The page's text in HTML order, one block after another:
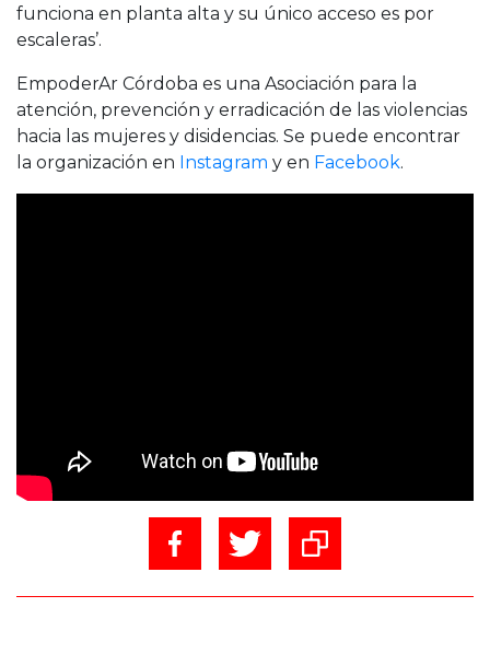
funciona en planta alta y su único acceso es por
escaleras’.
EmpoderAr Córdoba es una Asociación para la
atención, prevención y erradicación de las violencias
hacia las mujeres y disidencias. Se puede encontrar
la organización en Instagram y en Facebook.